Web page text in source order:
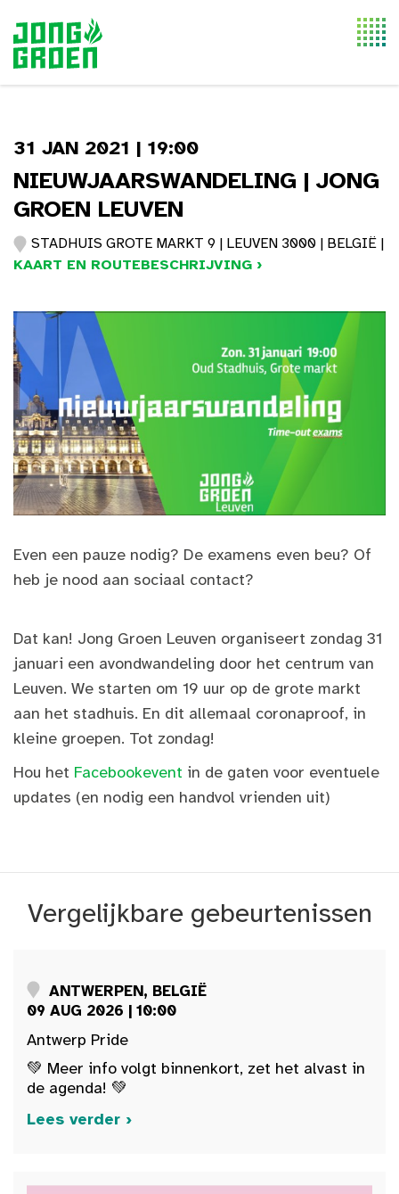
31 JAN 2021 | 19:00
NIEUWJAARSWANDELING | JONG
GROEN LEUVEN
STADHUIS GROTE MARKT 9 | LEUVEN 3000 | BELGIË |
KAART EN ROUTEBESCHRIJVING ›
Even een pauze nodig? De examens even beu? Of
heb je nood aan sociaal contact?
Dat kan! Jong Groen Leuven organiseert zondag 31
januari een avondwandeling door het centrum van
Leuven. We starten om 19 uur op de grote markt
aan het stadhuis. En dit allemaal coronaproof, in
kleine groepen. Tot zondag!
Hou het Facebookevent in de gaten voor eventuele
updates (en nodig een handvol vrienden uit)
Vergelijkbare gebeurtenissen
ANTWERPEN, BELGIË
09 AUG 2026 | 10:00
Antwerp Pride
💚 Meer info volgt binnenkort, zet het alvast in
de agenda! 💚
Lees verder ›